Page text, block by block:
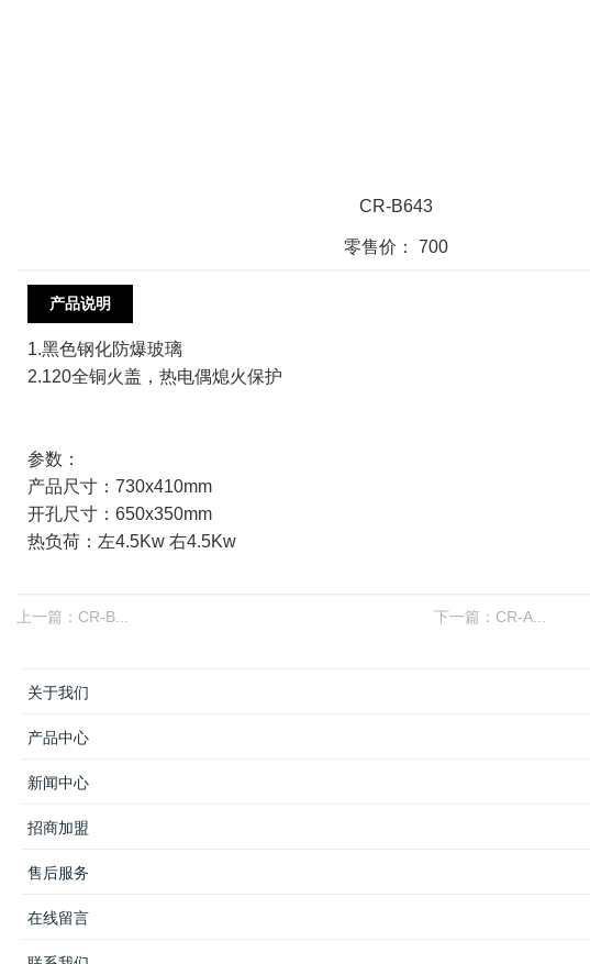
CR-B643
零售价： 700
产品说明
1.黑色钢化防爆玻璃
2.120全铜火盖，热电偶熄火保护
参数：
产品尺寸：730x410mm
开孔尺寸：650x350mm
热负荷：左4.5Kw 右4.5Kw
上一篇： CR-B... 下一篇： CR-A...
关于我们
产品中心
新闻中心
招商加盟
售后服务
在线留言